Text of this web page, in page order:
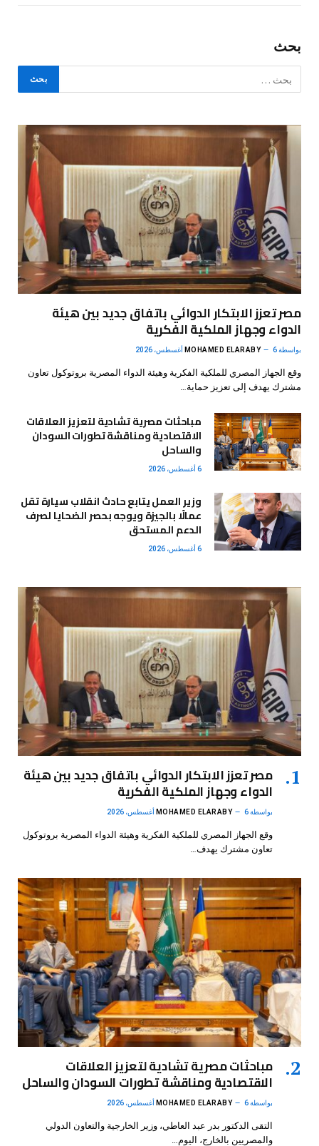
بحث
مصر تعزز الابتكار الدوائي باتفاق جديد بين هيئة
الدواء وجهاز الملكية الفكرية
بواسطة MOHAMED ELARABY 6 أغسطس، 2026
وقع الجهاز المصري للملكية الفكرية وهيئة الدواء المصرية بروتوكول تعاون
مشترك يهدف إلى تعزيز حماية…
مباحثات مصرية تشادية لتعزيز العلاقات
الاقتصادية ومناقشة تطورات السودان
والساحل
6 أغسطس، 2026
وزير العمل يتابع حادث انقلاب سيارة تقل
عمالًا بالجيزة ويوجه بحصر الضحايا لصرف
الدعم المستحق
6 أغسطس، 2026
مصر تعزز الابتكار الدوائي باتفاق جديد بين هيئة
الدواء وجهاز الملكية الفكرية
بواسطة MOHAMED ELARABY 6 أغسطس، 2026
وقع الجهاز المصري للملكية الفكرية وهيئة الدواء المصرية بروتوكول
تعاون مشترك يهدف…
مباحثات مصرية تشادية لتعزيز العلاقات
الاقتصادية ومناقشة تطورات السودان والساحل
بواسطة MOHAMED ELARABY 6 أغسطس، 2026
التقى الدكتور بدر عبد العاطي، وزير الخارجية والتعاون الدولي
والمصريين بالخارج، اليوم…